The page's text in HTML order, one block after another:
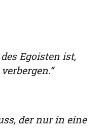
Egoisten ist,
der nur in eine